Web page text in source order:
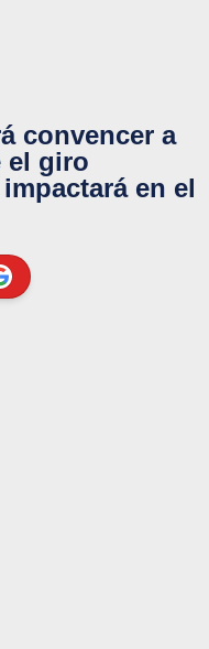
convencer a
el giro
en el